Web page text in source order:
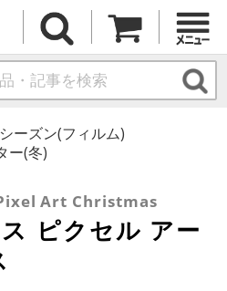
シーズン(フィルム)
ー(冬)
Art Christmas
ピクセル アー